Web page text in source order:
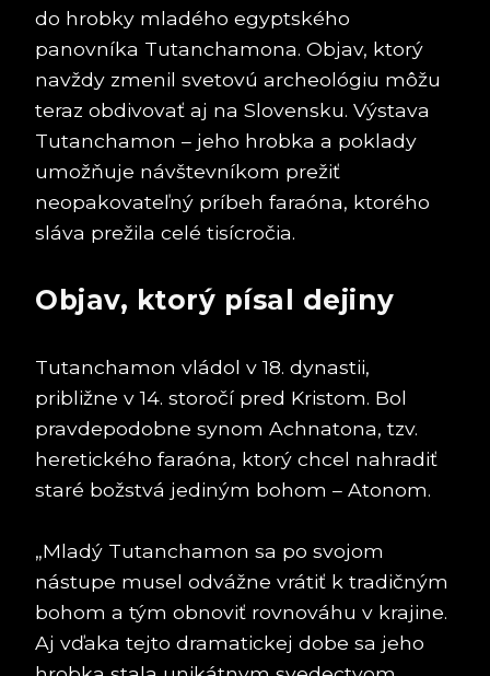
do hrobky mladého egyptského
panovníka Tutanchamona. Objav, ktorý
navždy zmenil svetovú archeológiu môžu
teraz obdivovať aj na Slovensku. Výstava
Tutanchamon – jeho hrobka a poklady
umožňuje návštevníkom prežiť
neopakovateľný príbeh faraóna, ktorého
sláva prežila celé tisícročia.
Objav, ktorý písal dejiny
Tutanchamon vládol v 18. dynastii,
približne v 14. storočí pred Kristom. Bol
pravdepodobne synom Achnatona, tzv.
heretického faraóna, ktorý chcel nahradiť
staré božstvá jediným bohom – Atonom.
„Mladý Tutanchamon sa po svojom
nástupe musel odvážne vrátiť k tradičným
bohom a tým obnoviť rovnováhu v krajine.
Aj vďaka tejto dramatickej dobe sa jeho